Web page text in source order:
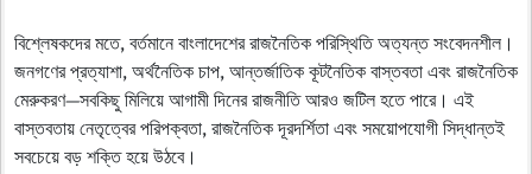
বিশ্লেষকদের মতে, বর্তমানে বাংলাদেশের রাজনৈতিক পরিস্থিতি অত্যন্ত সংবেদনশীল।
জনগণের প্রত্যাশা, অর্থনৈতিক চাপ, আন্তর্জাতিক কূটনৈতিক বাস্তবতা এবং রাজনৈতিক
মেরুকরণ—সবকিছু মিলিয়ে আগামী দিনের রাজনীতি আরও জটিল হতে পারে। এই
বাস্তবতায় নেতৃত্বের পরিপক্বতা, রাজনৈতিক দূরদর্শিতা এবং সময়োপযোগী সিদ্ধান্তই
সবচেয়ে বড় শক্তি হয়ে উঠবে।